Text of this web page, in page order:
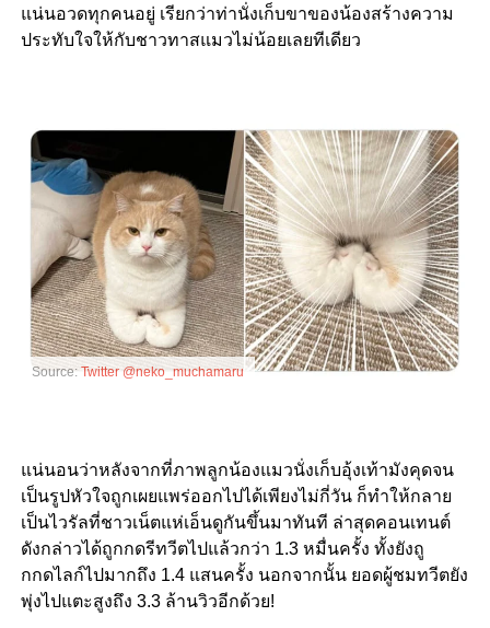
แน่นอวดทุกคนอยู่ เรียกว่าท่านั่งเก็บขาของน้องสร้างความ
ประทับใจให้กับชาวทาสแมวไม่น้อยเลยทีเดียว
Source:Twitter @neko_muchamaru
แน่นอนว่าหลังจากที่ภาพลูกน้องแมวนั่งเก็บอุ้งเท้ามังคุดจน
เป็นรูปหัวใจถูกเผยแพร่ออกไปได้เพียงไม่กี่วัน ก็ทำให้กลาย
เป็นไวรัลที่ชาวเน็ตแห่เอ็นดูกันขึ้นมาทันที ล่าสุดคอนเทนต์
ดังกล่าวได้ถูกกดรีทวีตไปแล้วกว่า 1.3 หมื่นครั้ง ทั้งยังถู
กกดไลก์ไปมากถึง 1.4 แสนครั้ง นอกจากนั้นยอดผู้ชมทวีตยัง
พุ่งไปแตะสูงถึง 3.3 ล้านวิวอีกด้วย!